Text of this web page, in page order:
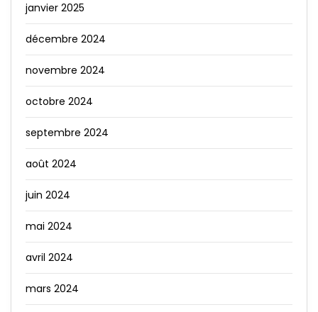
janvier 2025
décembre 2024
novembre 2024
octobre 2024
septembre 2024
août 2024
juin 2024
mai 2024
avril 2024
mars 2024